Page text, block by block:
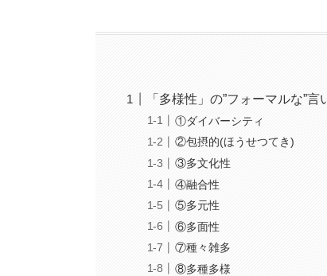
「多様性」の”フォーマルな”
①ダイバーシティ
②包摂的(ほうせつてき)
③多文化性
④融合性
⑤多元性
⑥多面性
⑦種々雑多
⑧多種多様